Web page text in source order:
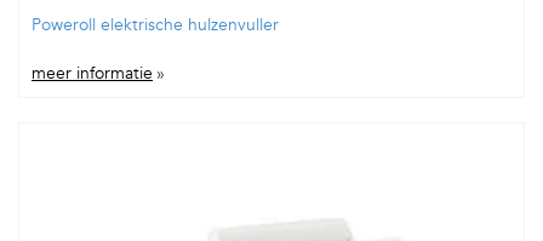
Poweroll elektrische hulzenvuller
meer informatie »